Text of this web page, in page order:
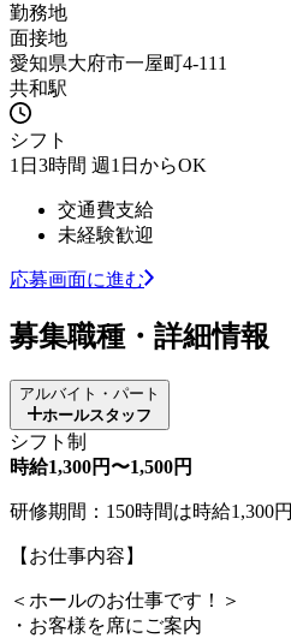
勤務地
面接地
愛知県大府市一屋町4-111
共和駅
シフト
1日3時間 週1日からOK
交通費支給
未経験歓迎
応募画面に進む
募集職種・詳細情報
アルバイト・パート
ホールスタッフ
シフト制
時給1,300円〜1,500円
研修期間：150時間は時給1,300円
【お仕事内容】
＜ホールのお仕事です！＞
・お客様を席にご案内